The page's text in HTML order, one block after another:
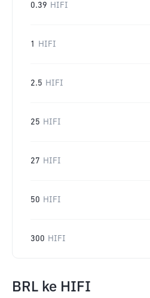
0.39 HIFI
1 HIFI
2.5 HIFI
25 HIFI
27 HIFI
50 HIFI
300 HIFI
BRL ke HIFI